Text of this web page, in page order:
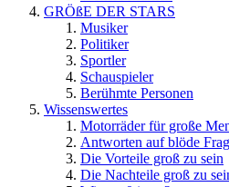
GRÖßE DER STARS
Musiker
Politiker
Sportler
Schauspieler
Berühmte Personen
Wissenswertes
Motorräder für große
Antworten auf blöde
Die Vorteile groß zu sein
Die Nachteile groß zu